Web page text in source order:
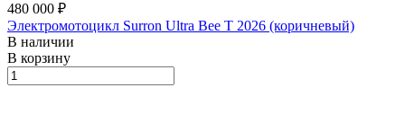
480 000 ₽
Электромотоцикл Surron Ultra Bee T 2026 (коричневый)
В наличии
В корзину